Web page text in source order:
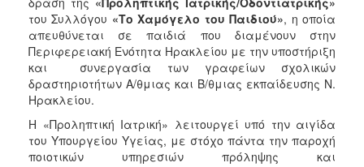
Αδειοδότηση
&
Έλεγχος
Βρεφονηπιακών
Σταθμών
Δημοτικό
Ιατρείο
Ξενώνας
του Συλλόγου «Το Χαμόγελο του Παιδιού», η οποία
απευθύνεται σε παιδιά που διαμένουν στην
Περιφερειακή Ενότητα Ηρακλείου με την υποστήριξη
και συνεργασία των γραφείων σχολικών
δραστηριοτήτων Α/θμιας και Β/θμιας εκπαίδευσης Ν.
Ηρακλείου.
Η «Προληπτική Ιατρική» λειτουργεί υπό την αιγίδα
του Υπουργείου Υγείας, με στόχο πάντα την παροχή
ποιοτικών υπηρεσιών πρόληψης και